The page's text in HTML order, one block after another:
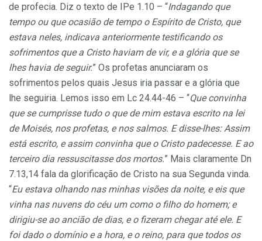
de profecia. Diz o texto de IPe 1.10 – “Indagando que
tempo ou que ocasião de tempo o Espírito de Cristo, que
estava neles, indicava anteriormente testificando os
sofrimentos que a Cristo haviam de vir, e a glória que se
lhes havia de seguir.” Os profetas anunciaram os
sofrimentos pelos quais Jesus iria passar e a glória que
lhe seguiria. Lemos isso em Lc 24.44-46 – “Que convinha
que se cumprisse tudo o que de mim estava escrito na lei
de Moisés, nos profetas, e nos salmos. E disse-lhes: Assim
está escrito, e assim convinha que o Cristo padecesse. E ao
terceiro dia ressuscitasse dos mortos.” Mais claramente Dn
7.13,14 fala da glorificação de Cristo na sua Segunda vinda.
“Eu estava olhando nas minhas visões da noite, e eis que
vinha nas nuvens do céu um como o filho do homem; e
dirigiu-se ao ancião de dias, e o fizeram chegar até ele. E
foi dado o domínio e a hora, e o reino, para que todos os